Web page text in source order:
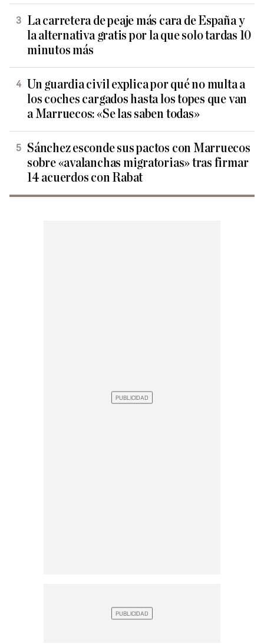
La carretera de peaje más cara de España y
la alternativa gratis por la que solo tardas 10
minutos más
Un guardia civil explica por qué no multa a
los coches cargados hasta los topes que van
a Marruecos: «Se las saben todas»
Sánchez esconde sus pactos con Marruecos
sobre «avalanchas migratorias» tras firmar
14 acuerdos con Rabat